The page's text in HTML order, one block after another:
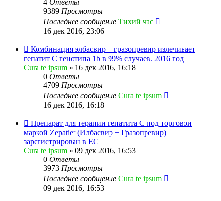
4 Ответы
9389 Просмотры
Последнее сообщение Тихий час
16 дек 2016, 23:06
Комбинация элбасвир + гразопревир излечивает
гепатит C генотипа 1b в 99% случаев. 2016 год
Cura te ipsum » 16 дек 2016, 16:18
0 Ответы
4709 Просмотры
Последнее сообщение Cura te ipsum
16 дек 2016, 16:18
Препарат для терапии гепатита C под торговой
маркой Zepatier (Илбасвир + Гразопревир)
зарегистрирован в ЕС
Cura te ipsum » 09 дек 2016, 16:53
0 Ответы
3973 Просмотры
Последнее сообщение Cura te ipsum
09 дек 2016, 16:53